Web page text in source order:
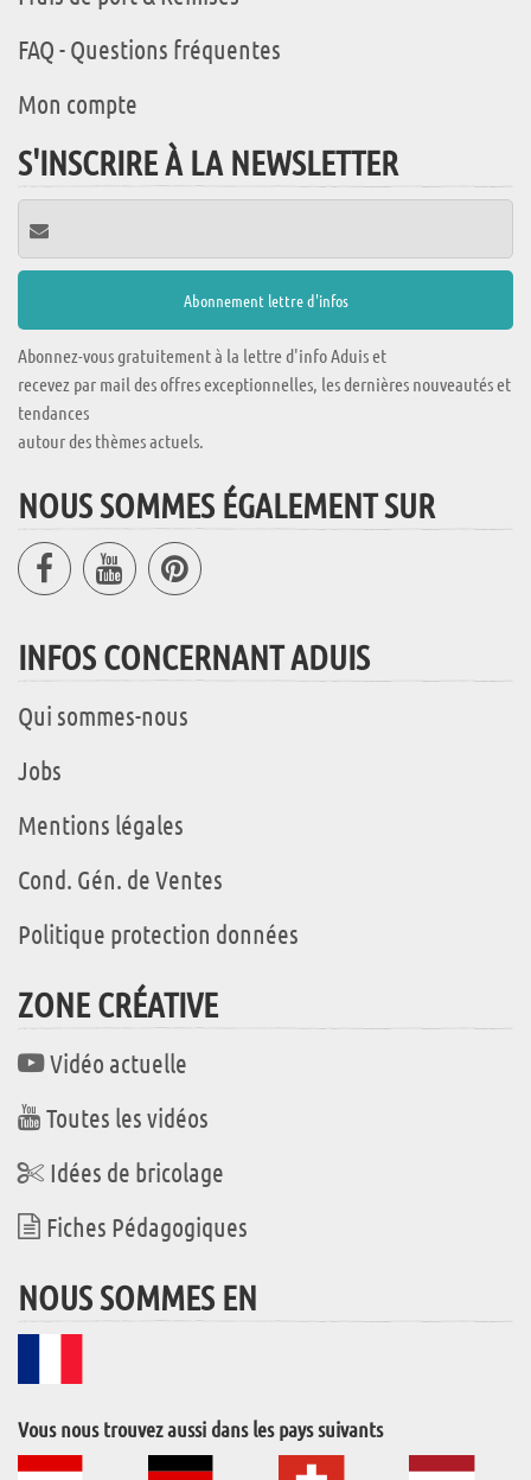
FAQ - Questions fréquentes
Mon compte
S'INSCRIRE À LA NEWSLETTER
Abonnez-vous gratuitement à la lettre d'info Aduis et
recevez par mail des offres exceptionnelles, les dernières nouveautés et
tendances
autour des thèmes actuels.
NOUS SOMMES ÉGALEMENT SUR
INFOS CONCERNANT ADUIS
Qui sommes-nous
Jobs
Mentions légales
Cond. Gén. de Ventes
Politique protection données
ZONE CRÉATIVE
Vidéo actuelle
Toutes les vidéos
Idées de bricolage
Fiches Pédagogiques
NOUS SOMMES EN
Vous nous trouvez aussi dans les pays suivants